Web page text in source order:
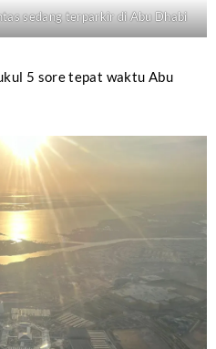
sedang terparkir di Abu Dhabi
5 sore tepat waktu Abu